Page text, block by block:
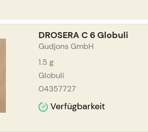
DROSERA C 6 Globuli
Gudjons GmbH
1.5 g
Globuli
04357727
Verfügbarkeit